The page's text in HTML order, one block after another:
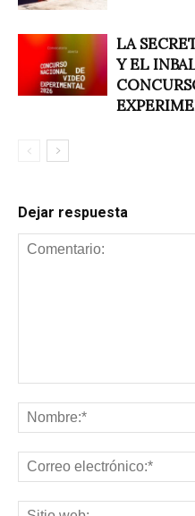
LA
Y EL
Dejar respuesta